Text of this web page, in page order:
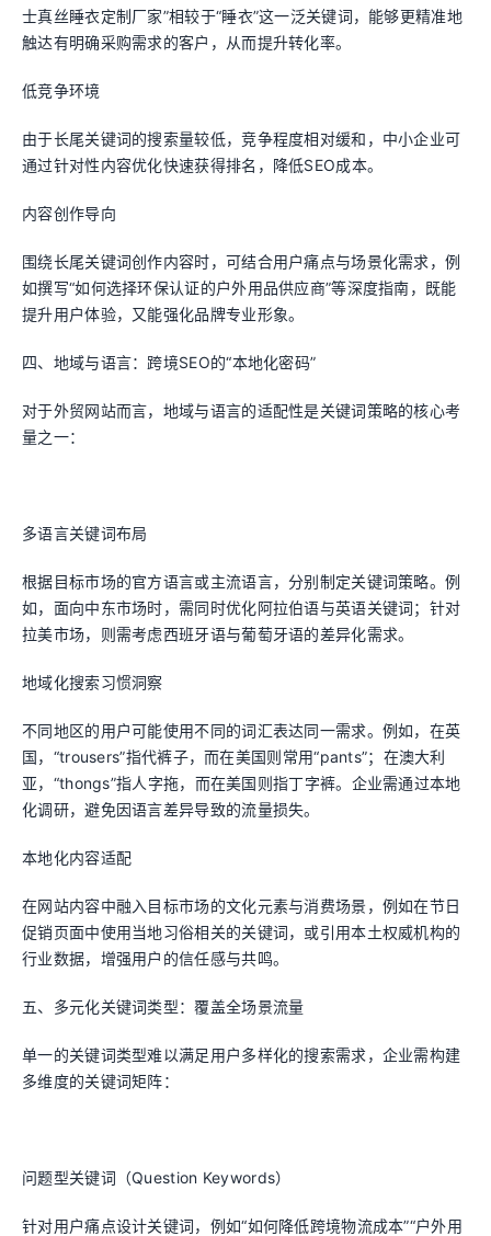
士真丝睡衣定制厂家”相较于“睡衣”这一泛关键词，能够更精准地
触达有明确采购需求的客户，从而提升转化率。
低竞争环境
由于长尾关键词的搜索量较低，竞争程度相对缓和，中小企业可
通过针对性内容优化快速获得排名，降低SEO成本。
内容创作导向
围绕长尾关键词创作内容时，可结合用户痛点与场景化需求，例
如撰写“如何选择环保认证的户外用品供应商”等深度指南，既能
提升用户体验，又能强化品牌专业形象。
四、地域与语言：跨境SEO的“本地化密码”
对于外贸网站而言，地域与语言的适配性是关键词策略的核心考
量之一：
多语言关键词布局
根据目标市场的官方语言或主流语言，分别制定关键词策略。例
如，面向中东市场时，需同时优化阿拉伯语与英语关键词；针对
拉美市场，则需考虑西班牙语与葡萄牙语的差异化需求。
地域化搜索习惯洞察
不同地区的用户可能使用不同的词汇表达同一需求。例如，在英
国，“trousers”指代裤子，而在美国则常用“pants”；在澳大利
亚，“thongs”指人字拖，而在美国则指丁字裤。企业需通过本地
化调研，避免因语言差异导致的流量损失。
本地化内容适配
在网站内容中融入目标市场的文化元素与消费场景，例如在节日
促销页面中使用当地习俗相关的关键词，或引用本土权威机构的
行业数据，增强用户的信任感与共鸣。
五、多元化关键词类型：覆盖全场景流量
单一的关键词类型难以满足用户多样化的搜索需求，企业需构建
多维度的关键词矩阵：
问题型关键词（Question Keywords）
针对用户痛点设计关键词，例如“如何降低跨境物流成本”“户外用